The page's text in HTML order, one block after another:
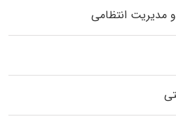
مدیریت انتظامی